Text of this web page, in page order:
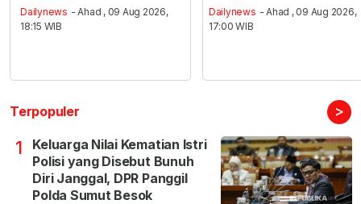
Dailynews - Ahad , 09 Aug 2026,
18:15 WIB
Dailynews - Ahad , 09 Aug 2026,
17:00 WIB
Terpopuler >
1
Keluarga Nilai Kematian Istri
Polisi yang Disebut Bunuh
Diri Janggal, DPR Panggil
Polda Sumut Besok